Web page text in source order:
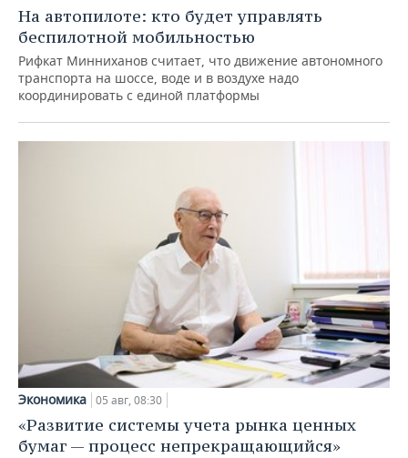
На автопилоте: кто будет управлять
беспилотной мобильностью
Рифкат Минниханов считает, что движение автономного
транспорта на шоссе, воде и в воздухе надо
координировать с единой платформы
Экономика 05 авг, 08:30
«Развитие системы учета рынка ценных
бумаг — процесс непрекращающийся»